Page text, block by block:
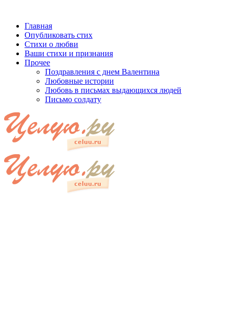
Главная
Опубликовать стих
Стихи о любви
Ваши стихи и признания
Прочее
Поздравления с днем Валентина
Любовные истории
Любовь в письмах выдающихся людей
Письмо солдату